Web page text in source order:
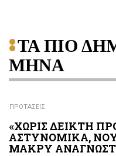
ΤΑ ΠΙΟ
ΜΗΝΑ
ΠΡΟΤΑΣΕΙΣ
«ΧΩΡΙΣ ΔΕΙΚΤΗ
ΑΣΤΥΝΟΜΙΚΑ,
ΜΑΚΡΥ